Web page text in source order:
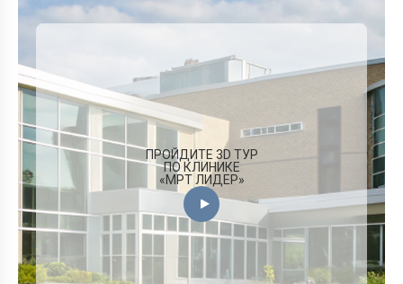
ПРОЙДИТЕ 3D ТУР
ПО КЛИНИКЕ
«МРТ ЛИДЕР»